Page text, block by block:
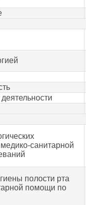
санитарной
полости рта
помощи по